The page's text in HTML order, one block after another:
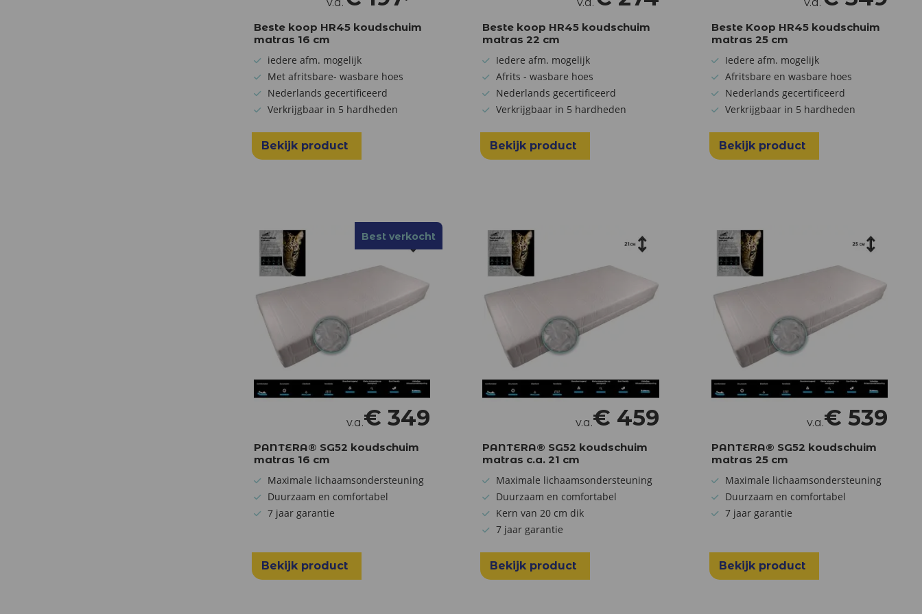
Beste koop HR45 koudschuim
matras 16 cm
iedere afm. mogelijk
Met afritsbare- wasbare hoes
Nederlands gecertificeerd
Verkrijgbaar in 5 hardheden
Bekijk product
Beste koop HR45 koudschuim
matras 22 cm
Iedere afm. mogelijk
Afrits - wasbare hoes
Nederlands gecertificeerd
Verkrijgbaar in 5 hardheden
Bekijk product
Beste Koop HR45 koudschuim
matras 25 cm
Iedere afm. mogelijk
Afritsbare en wasbare hoes
Nederlands gecertificeerd
Verkrijgbaar in 5 hardheden
Bekijk product
Best verkocht
v.a.€349
PANTERA® SG52 koudschuim
matras 16 cm
Maximale lichaamsondersteuning
Duurzaam en comfortabel
7 jaar garantie
Bekijk product
v.a.€ 459
PANTERA® SG52 koudschuim
matras c.a. 21 cm
Maximale lichaamsondersteuning
Duurzaam en comfortabel
Kern van 20 cm dik
7 jaar garantie
Bekijk product
v.a.€ 539
PANTERA® SG52 koudschuim
matras 25 cm
Maximale lichaamsondersteuning
Duurzaam en comfortabel
7 jaar garantie
Bekijk product